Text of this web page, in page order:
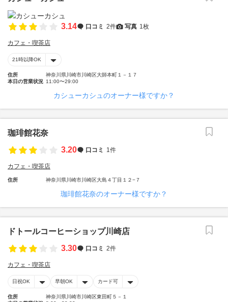
3.14 口コミ 2件 写真 1枚
カフェ・喫茶店
21時以降OK
住所
神奈川県川崎市川崎区大師本町１－１７
本日の営業状況 11:00〜29:00
カシューカシュのオーナー様ですか？
珈琲館花奈
3.20
口コミ 1件
カフェ・喫茶店
住所 神奈川県川崎市川崎区大島４丁目１２−７
珈琲館花奈のオーナー様ですか？
ドトールコーヒーショップ川崎店
3.30
口コミ 2件
カフェ・喫茶店
日祝OK 早朝OK カード可
住所
神奈川県川崎市川崎区東田町５－１